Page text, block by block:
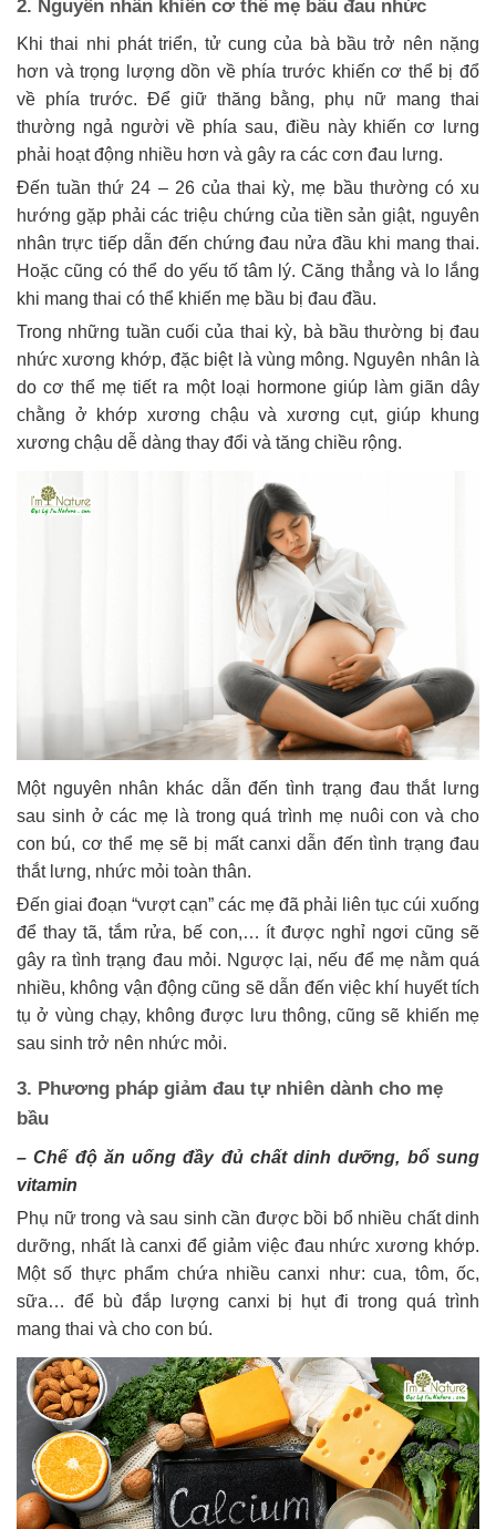
2. Nguyên nhân khiến cơ thể mẹ bầu đau nhức
Khi thai nhi phát triển, tử cung của bà bầu trở nên nặng
hơn và trọng lượng dồn về phía trước khiến cơ thể bị đổ
về phía trước. Để giữ thăng bằng, phụ nữ mang thai
thường ngả người về phía sau, điều này khiến cơ lưng
phải hoạt động nhiều hơn và gây ra các cơn đau lưng.
Đến tuần thứ 24 – 26 của thai kỳ, mẹ bầu thường có xu
hướng gặp phải các triệu chứng của tiền sản giật, nguyên
nhân trực tiếp dẫn đến chứng đau nửa đầu khi mang thai.
Hoặc cũng có thể do yếu tố tâm lý. Căng thẳng và lo lắng
khi mang thai có thể khiến mẹ bầu bị đau đầu.
Trong những tuần cuối của thai kỳ, bà bầu thường bị đau
nhức xương khớp, đặc biệt là vùng mông. Nguyên nhân là
do cơ thể mẹ tiết ra một loại hormone giúp làm giãn dây
chằng ở khớp xương chậu và xương cụt, giúp khung
xương chậu dễ ​​dàng thay đổi và tăng chiều rộng.
Một nguyên nhân khác dẫn đến tình trạng đau thắt lưng
sau sinh ở các mẹ là trong quá trình mẹ nuôi con và cho
con bú, cơ thể mẹ sẽ bị mất canxi dẫn đến tình trạng đau
thắt lưng, nhức mỏi toàn thân.
Đến giai đoạn “vượt cạn” các mẹ đã phải liên tục cúi xuống
để thay tã, tắm rửa, bế con,… ít được nghỉ ngơi cũng sẽ
gây ra tình trạng đau mỏi. Ngược lại, nếu để mẹ nằm quá
nhiều, không vận động cũng sẽ dẫn đến việc khí huyết tích
tụ ở vùng chạy, không được lưu thông, cũng sẽ khiến mẹ
sau sinh trở nên nhức mỏi.
3. Phương pháp giảm đau tự nhiên dành cho mẹ
bầu
– Chế độ ăn uống đầy đủ chất dinh dưỡng, bổ sung
vitamin
Phụ nữ trong và sau sinh cần được bồi bổ nhiều chất dinh
dưỡng, nhất là canxi để giảm việc đau nhức xương khớp.
Một số thực phẩm chứa nhiều canxi như: cua, tôm, ốc,
sữa… để bù đắp lượng canxi bị hụt đi trong quá trình
mang thai và cho con bú.